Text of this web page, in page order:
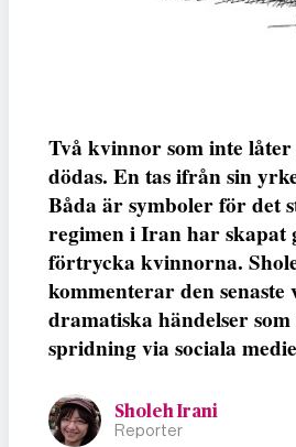
Två kvinnor som inte låter
dödas. En tas ifrån sin
Båda är symboler för det
regimen i Iran har skapat
förtrycka kvinnorna.
kommenterar den senaste
dramatiska händelser
spridning via sociala
Sholeh Irani
Reporter